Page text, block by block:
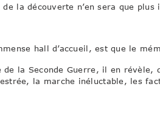
de la découverte n’en sera que plus
hall d’accueil, est que le
la Seconde Guerre, il en révèle,
la marche inéluctable, les